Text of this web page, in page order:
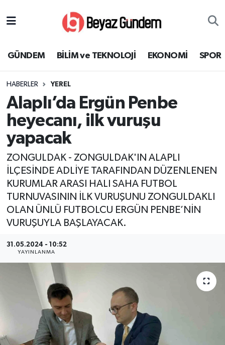
GÜNDEM BİLİM ve TEKNOLOJİ EKONOMİ SPOR
HABERLER YEREL
Alaplı’da Ergün Penbe
heyecanı, ilk vuruşu
yapacak
ZONGULDAK - ZONGULDAK'IN ALAPLI
İLÇESİNDE ADLİYE TARAFINDAN DÜZENLENEN
KURUMLAR ARASI HALI SAHA FUTBOL
TURNUVASININ İLK VURUŞUNU ZONGULDAKLI
OLAN ÜNLÜ FUTBOLCU ERGÜN PENBE’NİN
VURUŞUYLA BAŞLAYACAK.
31.05.2024 - 10:52
YAYINLANMA
EKONOMİ
SAĞLIK
EĞİTİM
KÜLTÜR SANAT
MAGAZİN
YEREL
Süper Lig Puan Durumu ve Fikstür
Tüm Manşetler
Son Dakika Haberleri
Haber Arşivi